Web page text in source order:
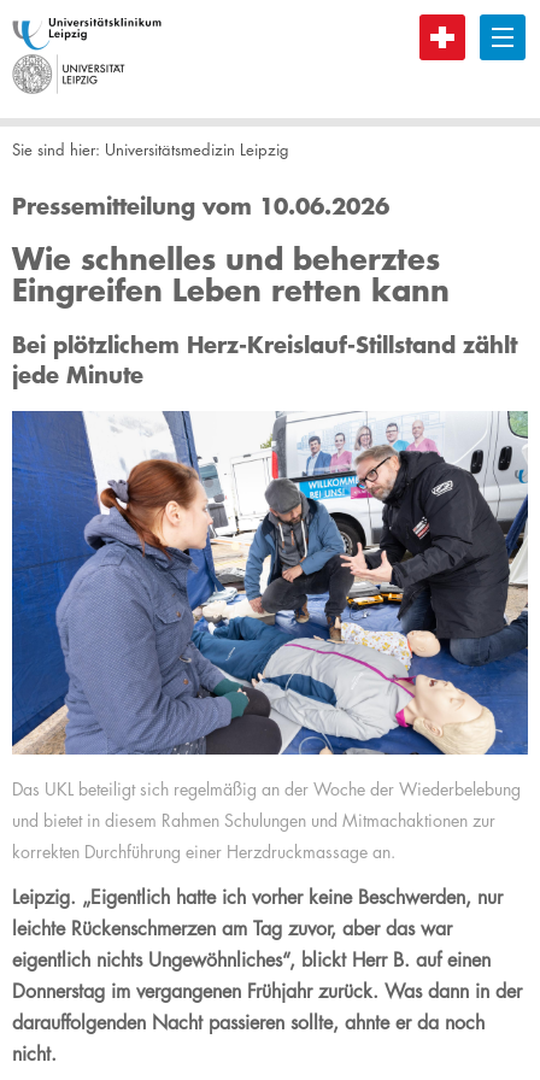
B
Sie sind hier: Universitätsmedizin Leipzig
Pressemitteilung vom 10.06.2026
Wie schnelles und beherztes
Eingreifen Leben retten kann
Bei plötzlichem Herz-Kreislauf-Stillstand zählt
jede Minute
Das UKL beteiligt sich regelmäßig an der Woche der Wiederbelebung
und bietet in diesem Rahmen Schulungen und Mitmachaktionen zur
korrekten Durchführung einer Herzdruckmassage an.
Leipzig. „Eigentlich hatte ich vorher keine Beschwerden, nur
leichte Rückenschmerzen am Tag zuvor, aber das war
eigentlich nichts Ungewöhnliches“, blickt Herr B. auf einen
Donnerstag im vergangenen Frühjahr zurück. Was dann in der
darauffolgenden Nacht passieren sollte, ahnte er da noch
nicht.